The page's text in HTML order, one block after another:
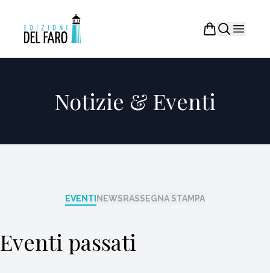
Notizie & Eventi
EVENTI NEWS RASSEGNA STAMPA
Eventi passati